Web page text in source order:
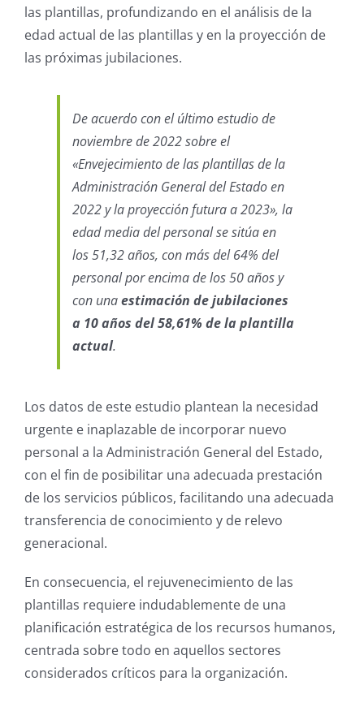
las plantillas, profundizando en el análisis de la
edad actual de las plantillas y en la proyección de
las próximas jubilaciones.
De acuerdo con el último estudio de
noviembre de 2022 sobre el
«Envejecimiento de las plantillas de la
Administración General del Estado en
2022 y la proyección futura a 2023», la
edad media del personal se sitúa en
los 51,32 años, con más del 64% del
personal por encima de los 50 años y
con unaestimación de jubilaciones
a 10 años del 58,61% de la plantilla
actual.
Los datos de este estudio plantean la necesidad
urgente e inaplazable de incorporar nuevo
personal a la Administración General del Estado,
con el fin de posibilitar una adecuada prestación
de los servicios públicos, facilitando una adecuada
transferencia de conocimiento y de relevo
generacional.
En consecuencia, el rejuvenecimiento de las
plantillas requiere indudablemente de una
planificación estratégica de los recursos humanos,
centrada sobre todo en aquellos sectores
considerados críticos para la organización.